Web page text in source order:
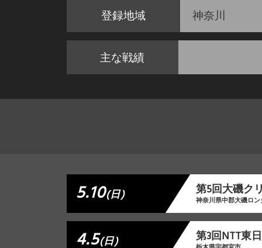
登録地域 神奈川
主な戦績
5.10(日) 第5回大磯ク
神奈川県中郡大磯ロ
4.5(日) 第3回NTT東